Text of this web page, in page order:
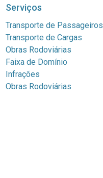
Serviços
Transporte de Passageiros
Transporte de Cargas
Obras Rodoviárias
Faixa de Domínio
Infrações
Obras Rodoviárias